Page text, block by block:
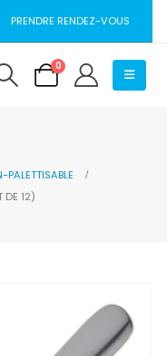
PRENDRE RENDEZ-VOUS
0
PALETTISABLE
DE 12)